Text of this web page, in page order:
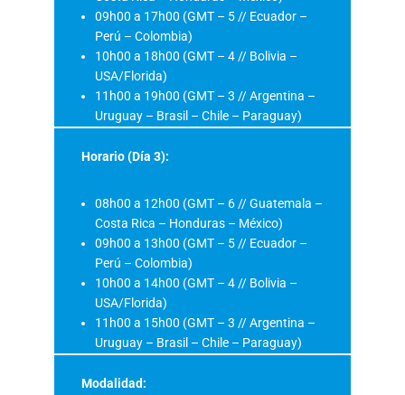
09h00 a 17h00 (GMT – 5 // Ecuador –
Perú – Colombia)
10h00 a 18h00 (GMT – 4 // Bolivia –
USA/Florida)
11h00 a 19h00 (GMT – 3 // Argentina –
Uruguay – Brasil – Chile – Paraguay)
Horario (Día 3):
08h00 a 12h00 (GMT – 6 // Guatemala –
Costa Rica – Honduras – México)
09h00 a 13h00 (GMT – 5 // Ecuador –
Perú – Colombia)
10h00 a 14h00 (GMT – 4 // Bolivia –
USA/Florida)
11h00 a 15h00 (GMT – 3 // Argentina –
Uruguay – Brasil – Chile – Paraguay)
Modalidad: